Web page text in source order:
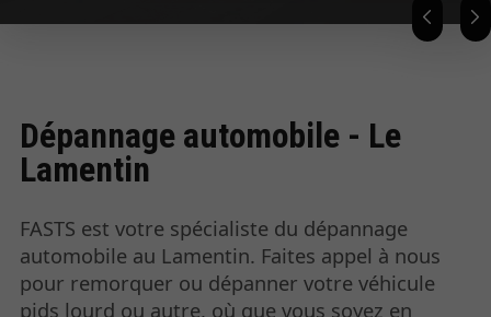
Dépannage automobile - Le
Lamentin
FASTS est votre spécialiste du dépannage
automobile au Lamentin. Faites appel à nous
pour remorquer ou dépanner votre véhicule
pids lourd ou autre, où que vous soyez en